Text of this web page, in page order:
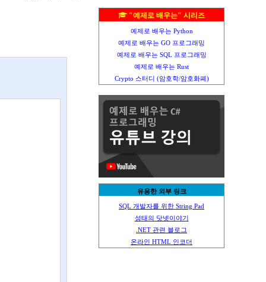
"예제로 배우는" 시리즈
예제로 배우는 Python
예제로 배우는 GO 프로그래밍
예제로 배우는 SQL 프로그래밍
예제로 배우는 Rust
Crypto 스터디 (암호학/암호화폐)
유용한 외부 링크
SQL 개발자를 위한 String Pad
성태의 닷넷이야기
.NET 관련 블로그
온라인 HTML 인코더